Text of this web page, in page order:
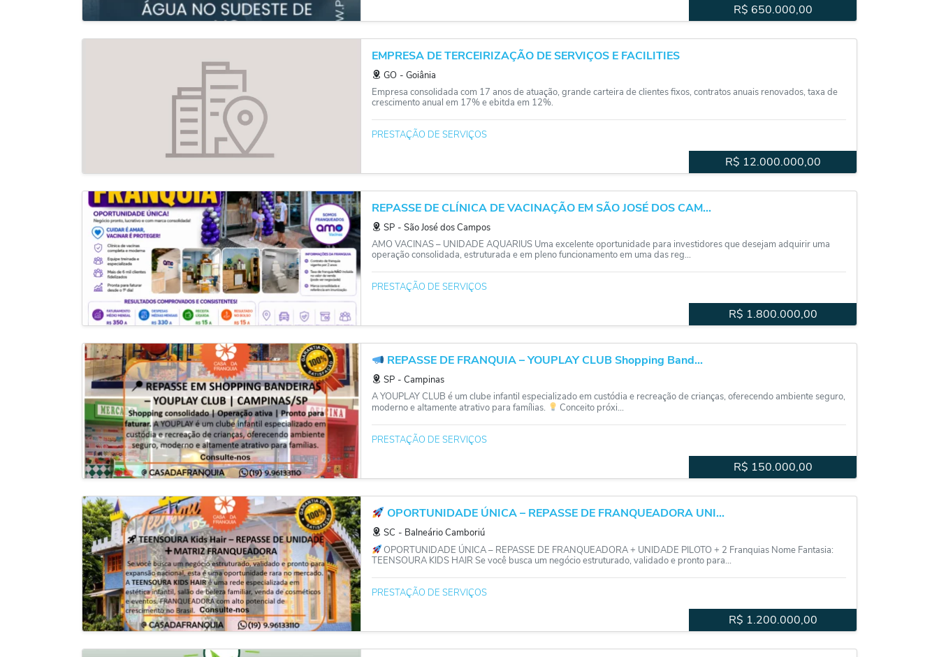
R$ 650.000,00
EMPRESA DE TERCEIRIZAÇÃO DE SERVIÇOS E FACILITIES
GO ‐ Goiânia
Empresa consolidada com 17 anos de atuação, grande carteira de clientes fixos, contratos anuais renovados, taxa de
crescimento anual em 17% e ebitda em 12%.
PRESTAÇÃO DE SERVIÇOS
R$ 12.000.000,00
REPASSE DE CLÍNICA DE VACINAÇÃO EM SÃO JOSÉ DOS CAM...
SP ‐ São José dos Campos
AMO VACINAS – UNIDADE AQUARIUS Uma excelente oportunidade para investidores que desejam adquirir uma
operação consolidada, estruturada e em pleno funcionamento em uma das reg...
PRESTAÇÃO DE SERVIÇOS
R$ 1.800.000,00
REPASSE DE FRANQUIA – YOUPLAY CLUB Shopping Band...
SP ‐ Campinas
A YOUPLAY CLUB é um clube infantil especializado em custódia e recreação de crianças, oferecendo ambiente seguro,
moderno e altamente atrativo para famílias.
Conceito próxi...
PRESTAÇÃO DE SERVIÇOS
R$ 150.000,00
OPORTUNIDADE ÚNICA – REPASSE DE FRANQUEADORA UNI...
SC ‐ Balneário Camboriú
OPORTUNIDADE ÚNICA – REPASSE DE FRANQUEADORA + UNIDADE PILOTO + 2 Franquias Nome Fantasia:
TEENSOURA KIDS HAIR Se você busca um negócio estruturado, validado e pronto para...
PRESTAÇÃO DE SERVIÇOS
R$ 1.200.000,00